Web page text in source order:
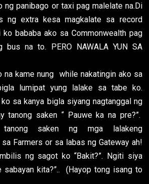
ng panibago or taxi pag malelate na.Di
ng extra kesa magkalate sa record
bababa ako sa Commonwealth pag
bus na to. PERO NAWALA YUN SA
na kame nung while nakatingin ako sa
lumipat yung lalake sa tabe ko.
sa kanya bigla siyang nagtanggal ng
tanong saken “ Pauwe ka na pre?”.
tanong saken ng mga lalakeng
Farmers or sa labas ng Gateway ah!
ng sagot ko “Bakit?”. Ngiti siya
sabayan kita?”.. (Hayop tong isang to